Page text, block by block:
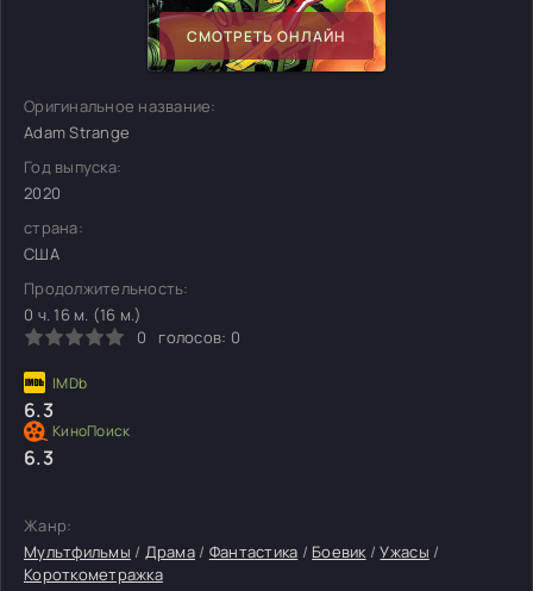
СМОТРЕТЬ ОНЛАЙН
Оригинальное название:
Adam Strange
Год выпуска:
2020
страна:
США
Продолжительность:
0 ч. 16 м. (16 м.)
0
голосов: 0
6.3
6.3
Жанр:
Мультфильмы / Драма/ Фантастика / Боевик/Ужасы /
Короткометражка